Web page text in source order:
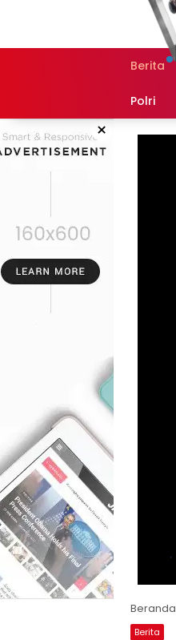
Berita
Polri
×
Beranda
Berita